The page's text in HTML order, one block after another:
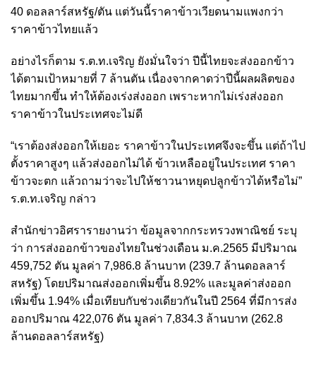
40 ดอลลาร์สหรัฐ/ตัน แต่วันนี้ราคาข้าวเวียดนามแพงกว่า
ราคาข้าวไทยแล้ว
อย่างไรก็ตาม ร.ต.ท.เจริญ ยังมั่นใจว่า ปีนี้ไทยจะส่งออกข้าว
ได้ตามเป้าหมายที่ 7 ล้านตัน เนื่องจากคาดว่าปีนี้ผลผลิตของ
ไทยมากขึ้น ทำให้ต้องเร่งส่งออก เพราะหากไม่เร่งส่งออก
ราคาข้าวในประเทศจะไม่ดี
“เราต้องส่งออกให้เยอะ ราคาข้าวในประเทศจึงจะขึ้น แต่ถ้าไป
ตั้งราคาสูงๆ แล้วส่งออกไม่ได้ ข้าวเหลืออยู่ในประเทศ ราคา
ข้าวจะตก แล้วถามว่าจะไปให้ชาวนาหยุดปลูกข้าวได้หรือไม่”
ร.ต.ท.เจริญ กล่าว
สำนักข่าวอิศรารายงานว่า ข้อมูลจากกระทรวงพาณิชย์ ระบุ
ว่า การส่งออกข้าวของไทยในช่วงเดือน ม.ค.2565 มีปริมาณ
459,752 ตัน มูลค่า 7,986.8 ล้านบาท (239.7 ล้านดอลลาร์
สหรัฐ) โดยปริมาณส่งออกเพิ่มขึ้น 8.92% และมูลค่าส่งออก
เพิ่มขึ้น 1.94% เมื่อเทียบกับช่วงเดียวกันในปี 2564 ที่มีการส่ง
ออกปริมาณ 422,076 ตัน มูลค่า 7,834.3 ล้านบาท (262.8
ล้านดอลลาร์สหรัฐ)